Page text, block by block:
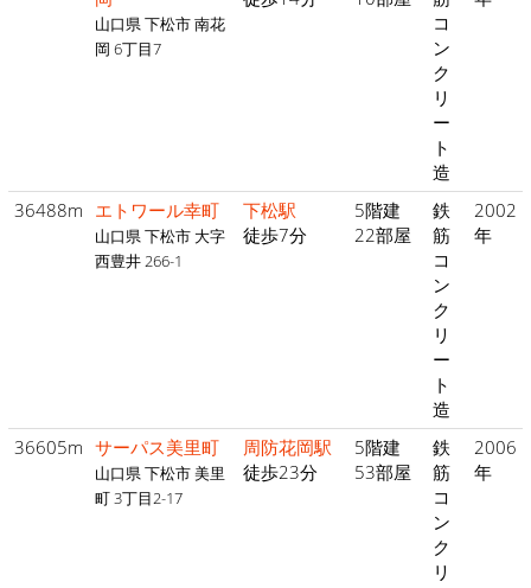
山口県 下松市 南花
岡 6丁目7
コ
ン
ク
リ
ー
ト
造
36488m エトワール幸町
山口県 下松市 大字
西豊井 266-1
下松駅
徒歩7分
5階建
22部屋
鉄
筋
コ
ン
ク
リ
ー
ト
造
2002
年
36605m サーパス美里町
山口県 下松市 美里
町 3丁目2-17
周防花岡駅
徒歩23分
5階建
53部屋
鉄
筋
コ
ン
ク
リ
2006
年